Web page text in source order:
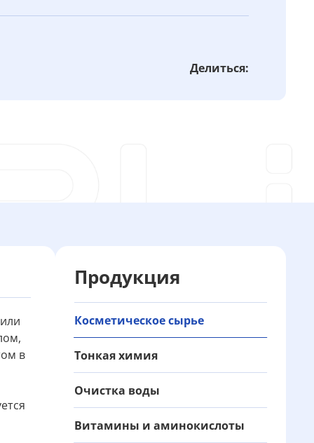
Делиться:
в
Продукция
Косметическое сырье
Тонкая химия
Очистка воды
Витамины и аминокислоты